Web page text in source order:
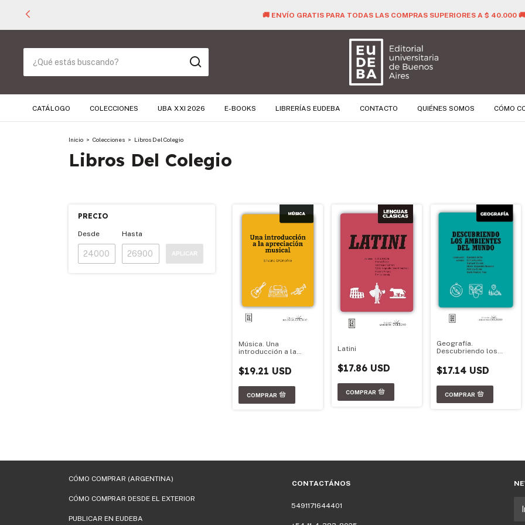
🚚 ENVÍO
CATÁLOGO COLECCIONES UBA XXI 2026 E-BOOKS LIBRERÍAS EUDEBA CONTACTO QUIÉNES SOMOS CÓMO
Inicio > Colecciones > Libros Del Colegio
Libros Del Colegio
PRECIO
Desde Hasta
APLICAR
Música. Una
introducción a la
$19.21 USD
Latini
$17.86 USD
Geografía.
Descubriendo los
$17.14 USD
CÓMO COMPRAR (ARGENTINA)
CÓMO COMPRAR DESDE EL EXTERIOR
PUBLICAR EN EUDEBA
CONTACTÁNOS
5491171644401